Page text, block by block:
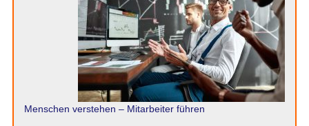
Menschen verstehen – Mitarbeiter führen